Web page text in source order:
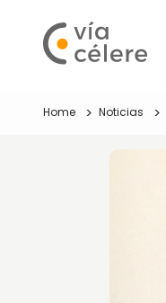
Home Noticias